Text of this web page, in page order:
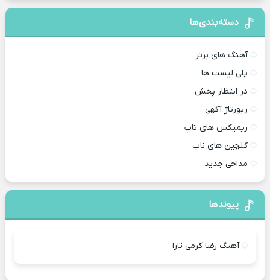
دسته‌بندی‌ها
آهنگ های برتر
پلی لیست ها
در انتظار پخش
رپورتاژ آگهی
ریمیکس های تاپ
گلچین های ناب
مداحی جدید
پیوندها
آهنگ رضا کرمی تارا